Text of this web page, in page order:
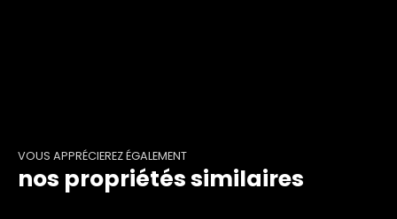
VOUS APPRÉCIEREZ ÉGALEMENT
nos propriétés similaires